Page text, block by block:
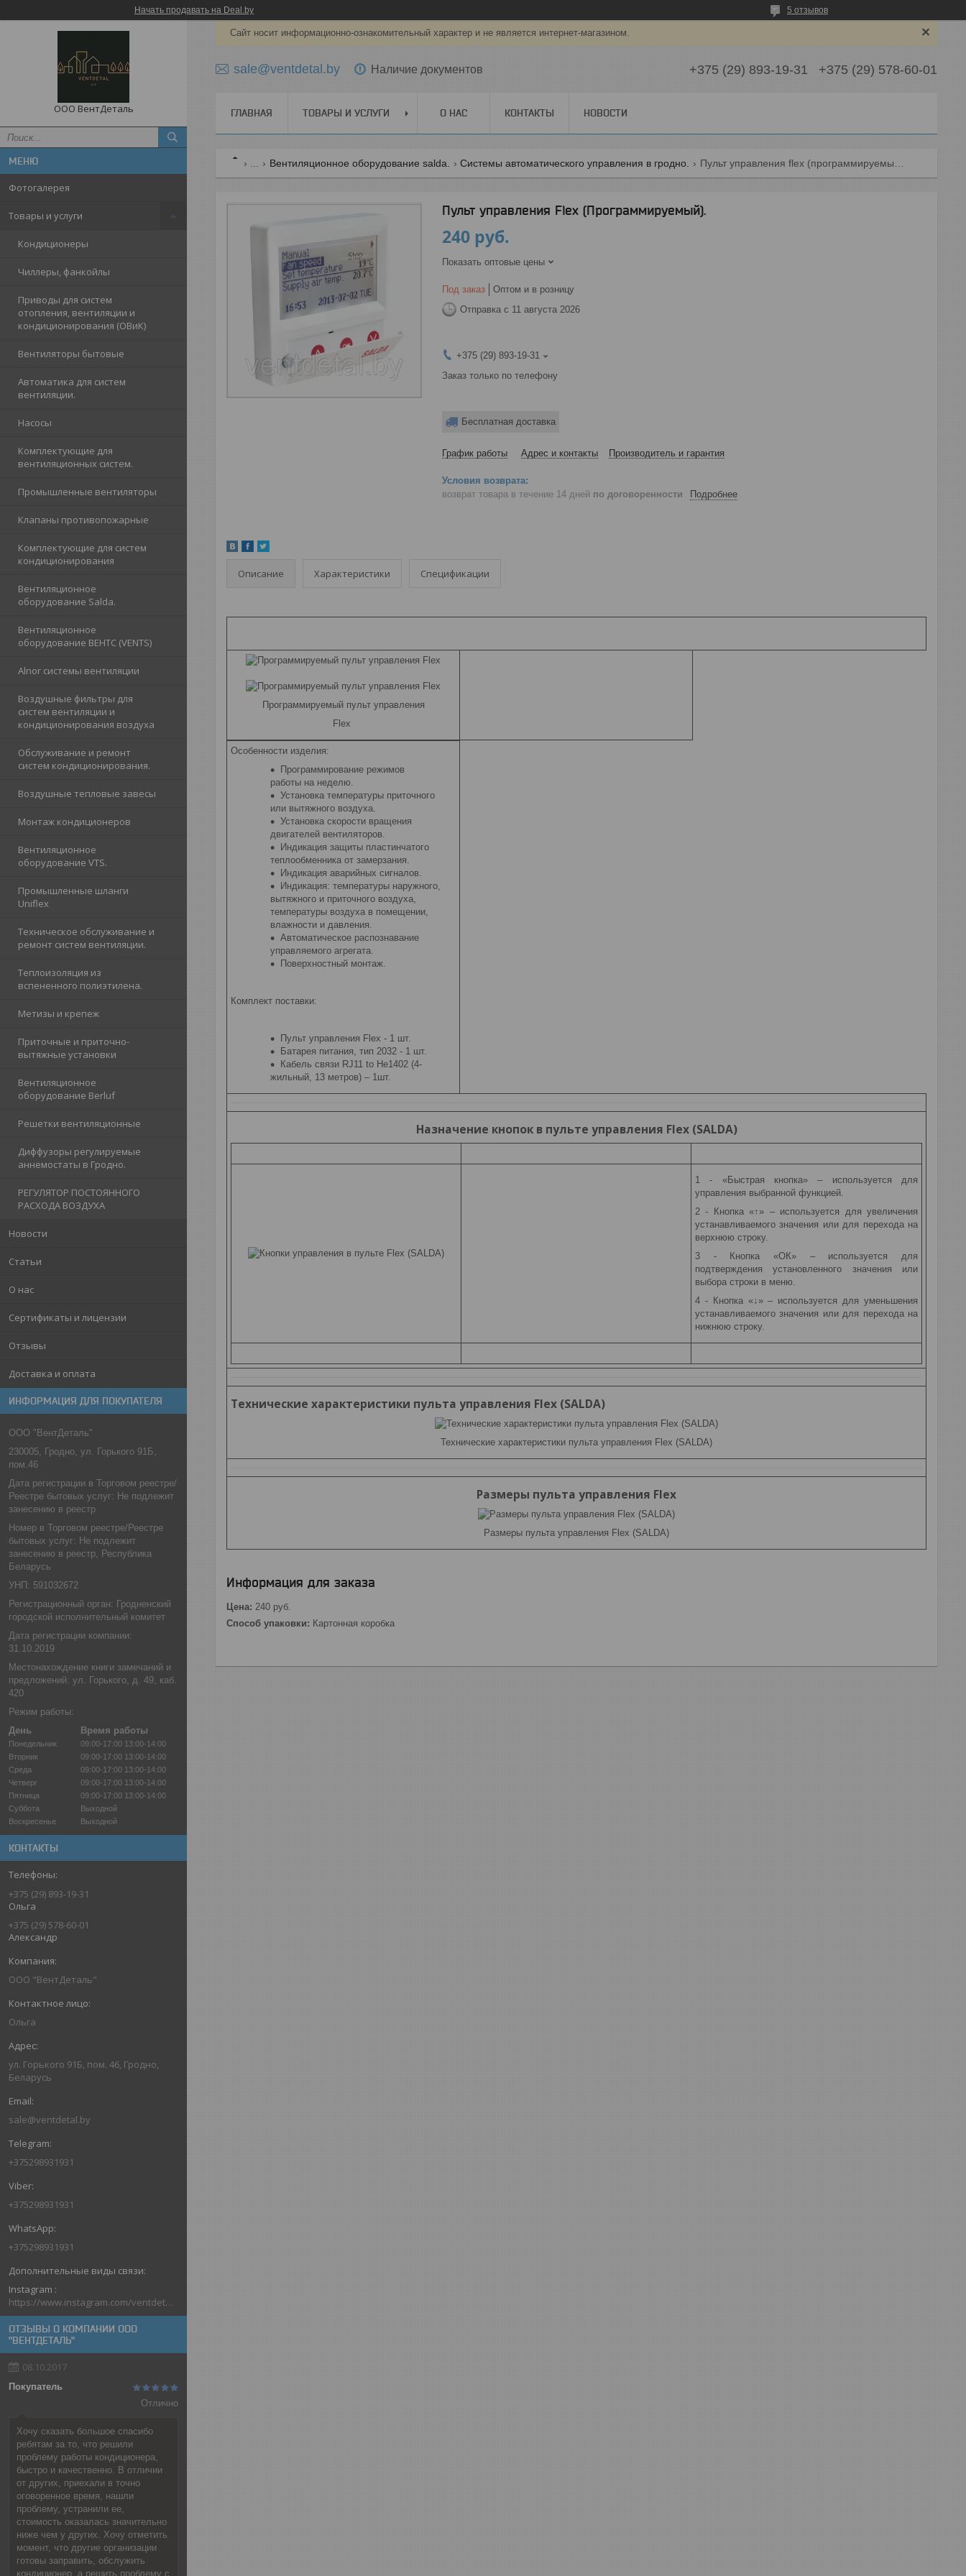
Начать продавать на Deal.by 5 отзывов
ООО ВентДеталь
Фотогалерея
Товары и услуги
Кондиционеры
Чиллеры, фанкойлы
Приводы для систем
отопления, вентиляции и
кондиционирования (ОВиК)
Вентиляторы бытовые
Автоматика для систем
вентиляции.
Насосы
Комплектующие для
вентиляционных систем.
Промышленные вентиляторы
Клапаны противопожарные
Комплектующие для систем
кондиционирования
Вентиляционное
оборудование Salda.
Вентиляционное
оборудование ВЕНТС (VENTS)
Alnor cистемы вентиляции
Воздушные фильтры для
систем вентиляции и
кондиционирования воздуха
Обслуживание и ремонт
систем кондиционирования.
Воздушные тепловые завесы
Монтаж кондиционеров
Вентиляционное
оборудование VTS.
Промышленные шланги
Uniflex
Техническое обслуживание и
ремонт систем вентиляции.
Теплоизоляция из
вспененного полиэтилена.
Метизы и крепеж
Приточные и приточно-
вытяжные установки
Вентиляционное
оборудование Berluf
Решетки вентиляционные
Диффузоры регулируемые
аннемостаты в Гродно.
РЕГУЛЯТОР ПОСТОЯННОГО
РАСХОДА ВОЗДУХА
Новости
Статьи
О нас
Сертификаты и лицензии
Отзывы
Доставка и оплата
ИНФОРМАЦИЯ ДЛЯ ПОКУПАТЕЛЯ
ООО "ВентДеталь"
230005, Гродно, ул. Горького 91Б,
пом.46
Дата регистрации в Торговом реестре/
Реестре бытовых услуг: Не подлежит
занесению в реестр
Номер в Торговом реестре/Реестре
бытовых услуг: Не подлежит
занесению в реестр, Республика
Беларусь
УНП: 591032672
Регистрационный орган: Гродненский
городской исполнительный комитет
Дата регистрации компании:
31.10.2019
Местонахождение книги замечаний и
предложений: ул. Горького, д. 49, каб.
420
Режим работы:
День
Время работы
Понедельник 09:00-17:00 13:00-14:00
Вторник
09:00-17:00 13:00-14:00
Среда
09:00-17:00 13:00-14:00
Четверг
09:00-17:00 13:00-14:00
Пятница
09:00-17:00 13:00-14:00
Суббота
Выходной
Воскресенье
Выходной
КОНТАКТЫ
+375 (29) 893-19-31
Ольга
+375 (29) 578-60-01
Александр
ООО "ВентДеталь"
Ольга
ул. Горького 91Б, пом. 46, Гродно,
Беларусь
sale@ventdetal.by
+375298931931
+375298931931
+375298931931
Instagram
https://www.instagram.com/ventdetal_grodno/
ОТЗЫВЫ О КОМПАНИИ ООО
"ВЕНТДЕТАЛЬ"
08.10.2017
Покупатель
Отлично
Хочу сказать большое спасибо
ребятам за то, что решили
проблему работы кондиционера,
быстро и качественно. В отличии
от других, приехали в точно
оговоренное время, нашли
проблему, устранили ее,
стоимость оказалась значительно
ниже чем у других. Хочу отметить
момент, что другие организации
готовы заправить, обслужить
кондиционер, а решить проблему с
Сайт носит информационно-ознакомительный характер и не является интернет-магазином.
sale@ventdetal.by Наличие документов +375 (29) 893-19-31 +375 (29) 578-60-01
ГЛАВНАЯ ТОВАРЫ И УСЛУГИ О НАС КОНТАКТЫ НОВОСТИ
Вентиляционное оборудование salda. Системы автоматического управления в гродно.
Пульт управления Flex (Программируемый).
240 руб.
Показать оптовые цены
Под заказ
Оптом и в розницу
Отправка с 11 августа 2026
+375 (29) 893-19-31
Заказ только по телефону
Бесплатная доставка
График работы Адрес и контакты Производитель и гарантия
возврат товара в течение 14 дней по договоренности Подробнее
Описание Характеристики Спецификации
Программируемый пульт управления
Flex
Особенности изделия:
Программирование режимов
работы на неделю.
Установка температуры приточного
или вытяжного воздуха.
Установка скорости вращения
двигателей вентиляторов.
Индикация защиты пластинчатого
теплообменника от замерзания.
Индикация аварийных сигналов.
Индикация: температуры наружного,
вытяжного и приточного воздуха,
температуры воздуха в помещении,
влажности и давления.
Автоматическое распознавание
управляемого агрегата.
Поверхностный монтаж.
Комплект поставки:
Пульт управления Flex - 1 шт.
Батарея питания, тип 2032 - 1 шт.
Кабель связи RJ11 to He1402 (4-
жильный, 13 метров) – 1шт.
Назначение кнопок в пульте управления Flex (SALDA)
1 - «Быстрая кнопка» – используется для
управления выбранной функцией.
2 - Кнопка «↑» – используется для увеличения
устанавливаемого значения или для перехода на
верхнюю строку.
3 - Кнопка «ОК» – используется для
подтверждения установленного значения или
выбора строки в меню.
4 - Кнопка «↓» – используется для уменьшения
устанавливаемого значения или для перехода на
нижнюю строку.
Технические характеристики пульта управления Flex (SALDA)
Технические характеристики пульта управления Flex (SALDA)
Размеры пульта управления Flex
Размеры пульта управления Flex (SALDA)
Информация для заказа
Цена: 240 руб.
Способ упаковки: Картонная коробка